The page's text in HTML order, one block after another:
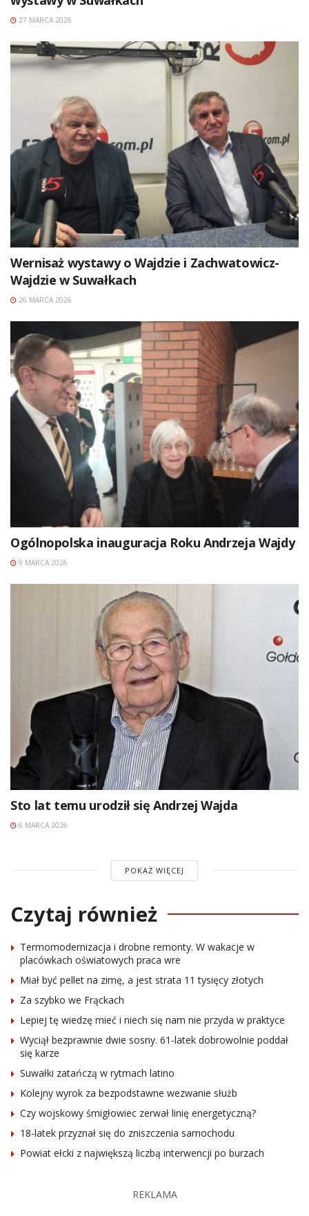
27 MARCA 2026
Wernisaż wystawy o Wajdzie i Zachwatowicz-
Wajdzie w Suwałkach
26 MARCA 2026
Ogólnopolska inauguracja Roku Andrzeja Wajdy
9 MARCA 2026
Sto lat temu urodził się Andrzej Wajda
6 MARCA 2026
POKAŻ WIĘCEJ
Czytaj również
Termomodernizacja i drobne remonty. W wakacje w
placówkach oświatowych praca wre
Miał być pellet na zimę, a jest strata 11 tysięcy złotych
Za szybko we Frąckach
Lepiej tę wiedzę mieć i niech się nam nie przyda w praktyce
Wyciął bezprawnie dwie sosny. 61-latek dobrowolnie poddał
się karze
Suwałki zatańczą w rytmach latino
Kolejny wyrok za bezpodstawne wezwanie służb
Czy wojskowy śmigłowiec zerwał linię energetyczną?
18-latek przyznał się do zniszczenia samochodu
Powiat ełcki z największą liczbą interwencji po burzach
REKLAMA